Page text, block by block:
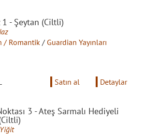
1 - Şeytan (Ciltli)
/ Romantik / Guardian Yayınları
Satın al Detaylar
3 - Ateş Sarmalı Hediyeli